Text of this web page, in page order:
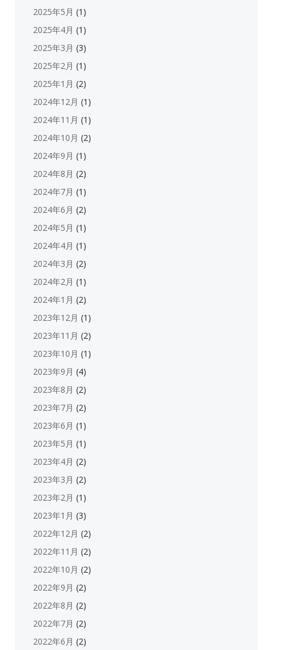
2025年5月 (1)
2025年4月 (1)
2025年3月 (3)
2025年2月 (1)
2025年1月 (2)
2024年12月 (1)
2024年11月 (1)
2024年10月 (2)
2024年9月 (1)
2024年8月 (2)
2024年7月 (1)
2024年6月 (2)
2024年5月 (1)
2024年4月 (1)
2024年3月 (2)
2024年2月 (1)
2024年1月 (2)
2023年12月 (1)
2023年11月 (2)
2023年10月 (1)
2023年9月 (4)
2023年8月 (2)
2023年7月 (2)
2023年6月 (1)
2023年5月 (1)
2023年4月 (2)
2023年3月 (2)
2023年2月 (1)
2023年1月 (3)
2022年12月 (2)
2022年11月 (2)
2022年10月 (2)
2022年9月 (2)
2022年8月 (2)
2022年7月 (2)
2022年6月 (2)